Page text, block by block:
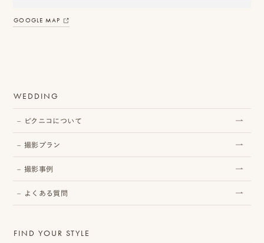
GOOGLE MAP
WEDDING
ピクニコについて
撮影プラン
撮影事例
よくある質問
FIND YOUR STYLE